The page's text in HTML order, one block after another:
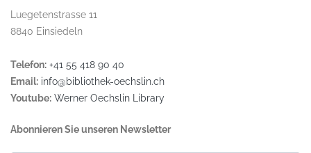
Luegetenstrasse 11
8840 Einsiedeln
Telefon: +41 55 418 90 40
Email: info@bibliothek-oechslin.ch
Youtube: Werner Oechslin Library
Abonnieren Sie unseren Newsletter